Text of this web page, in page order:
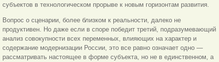
субъектов в технологическом прорыве к новым горизонтам развития.
Вопрос о сценарии, более близком к реальности, далеко не
продуктивен. Но даже если в споре победит третий, подразумевающий
анализ совокупности всех переменных, влияющих на характер и
содержание модернизации России, это все равно означает одно —
рассматривать настоящее в форме субъекта, но не в единственном, а